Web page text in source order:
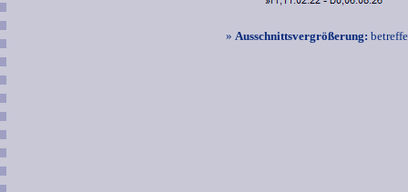
»Ausschnittsvergrößerung: